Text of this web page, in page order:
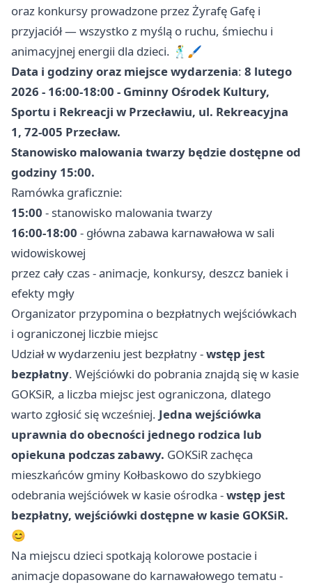
oraz konkursy prowadzone przez Żyrafę Gafę i
przyjaciół — wszystko z myślą o ruchu, śmiechu i
animacyjnej energii dla dzieci. 🕺🖌️
Data i godziny oraz miejsce wydarzenia: 8 lutego
2026 - 16:00-18:00 - Gminny Ośrodek Kultury,
Sportu i Rekreacji w Przecławiu, ul. Rekreacyjna
1, 72-005 Przecław.
Stanowisko malowania twarzy będzie dostępne od
godziny 15:00.
Ramówka graficznie:
15:00 - stanowisko malowania twarzy
16:00-18:00 - główna zabawa karnawałowa w sali
widowiskowej
przez cały czas - animacje, konkursy, deszcz baniek i
efekty mgły
Organizator przypomina o bezpłatnych wejściówkach
i ograniczonej liczbie miejsc
Udział w wydarzeniu jest bezpłatny -wstęp jest
bezpłatny. Wejściówki do pobrania znajdą się w kasie
GOKSiR, a liczba miejsc jest ograniczona, dlatego
warto zgłosić się wcześniej. Jedna wejściówka
uprawnia do obecności jednego rodzica lub
opiekuna podczas zabawy. GOKSiR zachęca
mieszkańców gminy Kołbaskowo do szybkiego
odebrania wejściówek w kasie ośrodka -wstęp jest
bezpłatny, wejściówki dostępne w kasie GOKSiR.
😊
Na miejscu dzieci spotkają kolorowe postacie i
animacje dopasowane do karnawałowego tematu -